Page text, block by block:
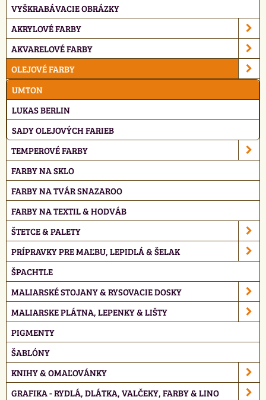
VYŠKRABÁVACIE OBRÁZKY
AKRYLOVÉ FARBY
AKVARELOVÉ FARBY
OLEJOVÉ FARBY
UMTON
LUKAS BERLIN
SADY OLEJOVÝCH FARIEB
TEMPEROVÉ FARBY
FARBY NA SKLO
FARBY NA TVÁR SNAZAROO
FARBY NA TEXTIL & HODVÁB
ŠTETCE & PALETY
PRÍPRAVKY PRE MAĽBU, LEPIDLÁ & ŠELAK
ŠPACHTLE
MALIARSKÉ STOJANY & RYSOVACIE DOSKY
MALIARSKE PLÁTNA, LEPENKY & LIŠTY
PIGMENTY
ŠABLÓNY
KNIHY & OMAĽOVÁNKY
GRAFIKA - RYDLÁ, DLÁTKA, VALČEKY, FARBY & LINO